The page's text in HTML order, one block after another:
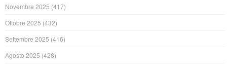
Novembre 2025 (417)
Ottobre 2025 (432)
Settembre 2025 (416)
Agosto 2025 (428)